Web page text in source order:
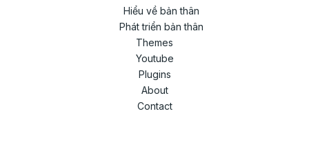
Hiểu về bản thân
Phát triển bản thân
Themes
Youtube
Plugins
About
Contact